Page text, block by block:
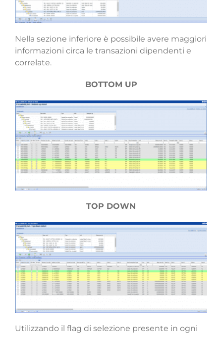
Nella sezione inferiore è possibile avere maggiori
informazioni circa le transazioni dipendenti e
correlate.
BOTTOM UP
TOP DOWN
Utilizzando il flag di selezione presente in ogni